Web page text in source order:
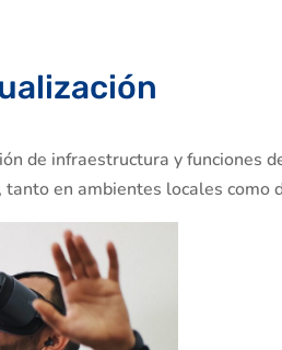
de infraestructura y funciones
en ambientes locales como